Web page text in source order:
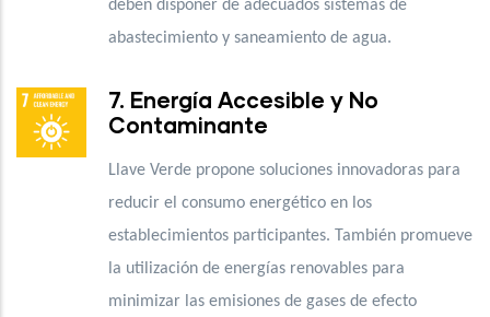
deben disponer de adecuados sistemas de
abastecimiento y saneamiento de agua.
7. Energía Accesible y No
Contaminante
Llave Verde propone soluciones innovadoras para
reducir el consumo energético en los
establecimientos participantes. También promueve
la utilización de energías renovables para
minimizar las emisiones de gases de efecto